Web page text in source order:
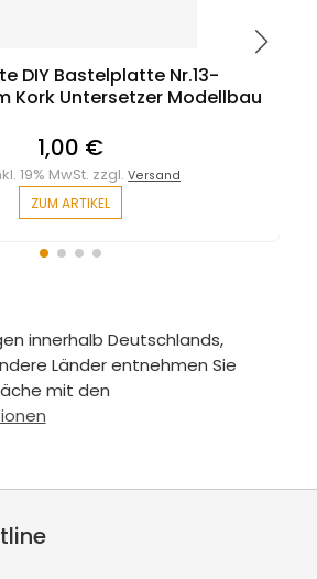
DIY Bastelplatte Nr.13-
Kork Untersetzer Modellbau
1,00 €
19% MwSt. zzgl.Versand
ZUM ARTIKEL
innerhalb Deutschlands,
Länder entnehmen Sie
mit den